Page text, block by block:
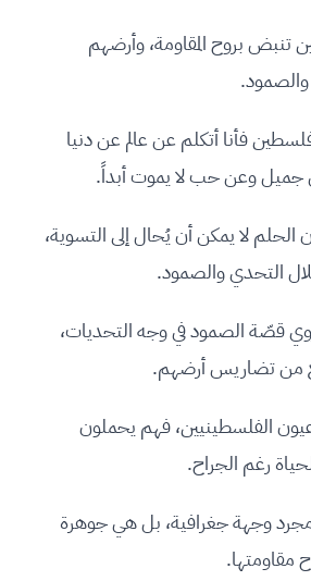
تنبض بروح المقاومة، وأرضهم
والصمود.
فأنا أتكلم عن عالم عن دنيا
وعن حب لا يموت أبداً.
لا يمكن أن يُحال إلى التسوية،
التحدي والصمود.
قصّة الصمود في وجه التحديات،
من تضاريس أرضهم.
الفلسطينيين، فهم يحملون
رغم الجراح.
وجهة جغرافية، بل هي جوهرة
مقاومتها.